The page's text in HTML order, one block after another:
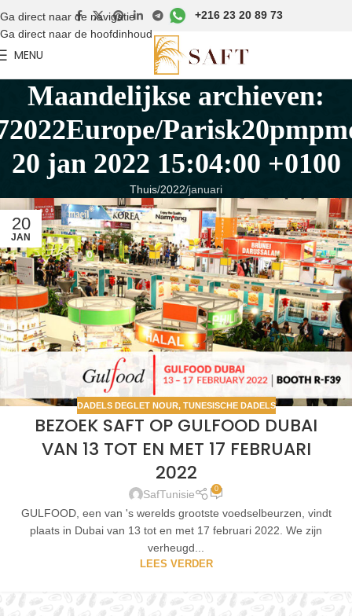
Ga direct naar de navigatie
Ga direct naar de hoofdinhoud
+216 23 20 89 73
MENU
Maandelijkse archieven:
20 jan 2022 15:04:00 +0100
Thuis 2022 januari
20
JAN
DADELS DEGLET NOUR, TUNESISCHE DADELS
BEZOEK SAFT OP GULFOOD DUBAI
VAN 13 TOT EN MET 17 FEBRUARI
2022
SafTunisie 0
GULFOOD, een van 's werelds grootste voedselbeurzen, vindt
plaats in Dubai van 13 tot en met 17 februari 2022. We zijn
verheugd...
LEES VERDER